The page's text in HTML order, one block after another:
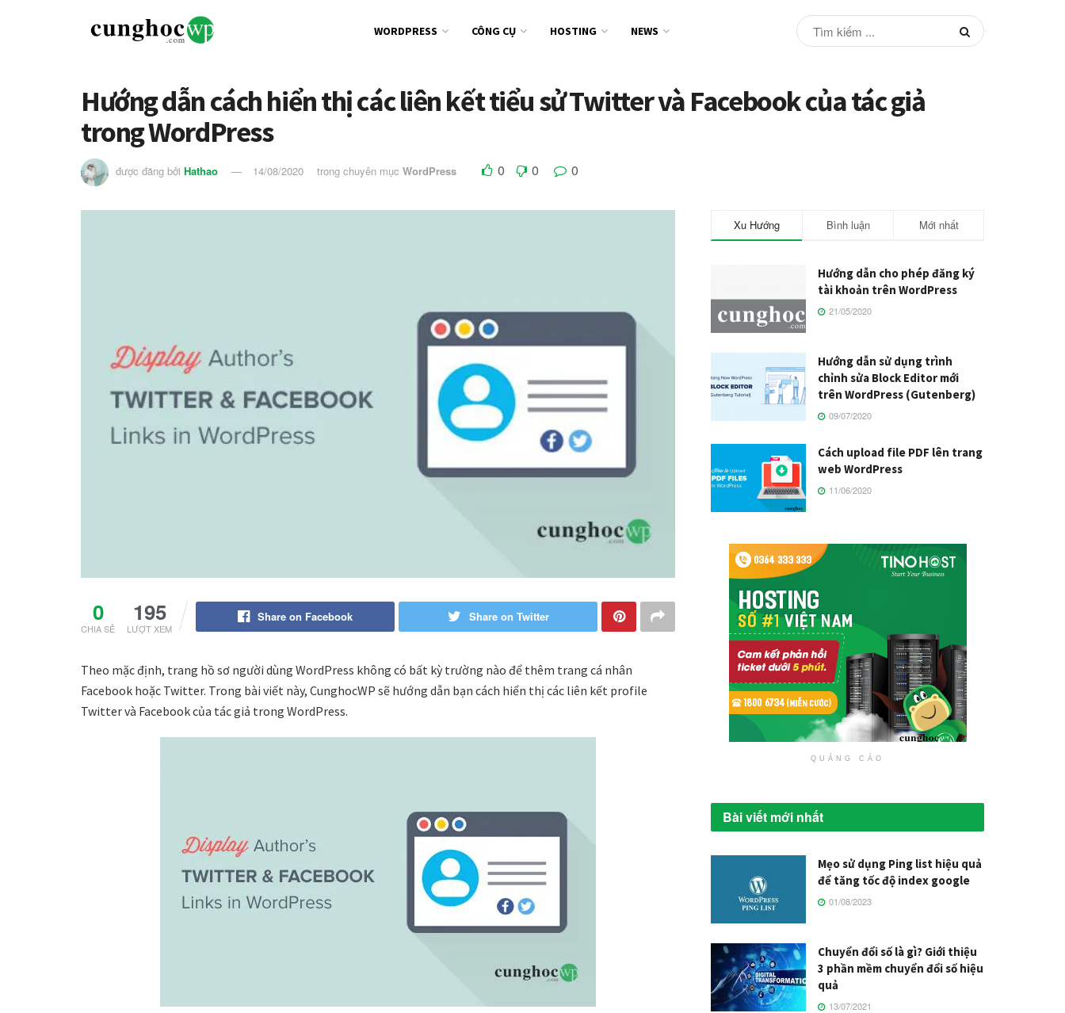
WORDPRESS CÔNG CỤ HOSTING NEWS
Hướng dẫn cách hiển thị các liên kết tiểu sử Twitter và Facebook của tác giả
trong WordPress
được đăng bởi Hathao 14/08/2020 trong chuyên mục WordPress 0 0 0
0
CHIA SẺ
195
LƯỢT XEM
Share on Facebook Share on Twitter
Theo mặc định, trang hồ sơ người dùng WordPress không có bất kỳ trường nào để thêm trang cá nhân
Facebook hoặc Twitter. Trong bài viết này, CunghocWP sẽ hướng dẫn bạn cách hiển thị các liên kết profile
Twitter và Facebook của tác giả trong WordPress.
Xu Hướng Bình luận Mới nhất
Hướng dẫn cho phép đăng ký
tài khoản trên WordPress
21/05/2020
Hướng dẫn sử dụng trình
chỉnh sửa Block Editor mới
trên WordPress (Gutenberg)
09/07/2020
Cách upload file PDF lên trang
web WordPress
11/06/2020
QUẢNG CÁO
Bài viết mới nhất
Mẹo sử dụng Ping list hiệu quả
để tăng tốc độ index google
01/08/2023
Chuyển đổi số là gì? Giới thiệu
3 phần mềm chuyển đổi số hiệu
quả
13/07/2021